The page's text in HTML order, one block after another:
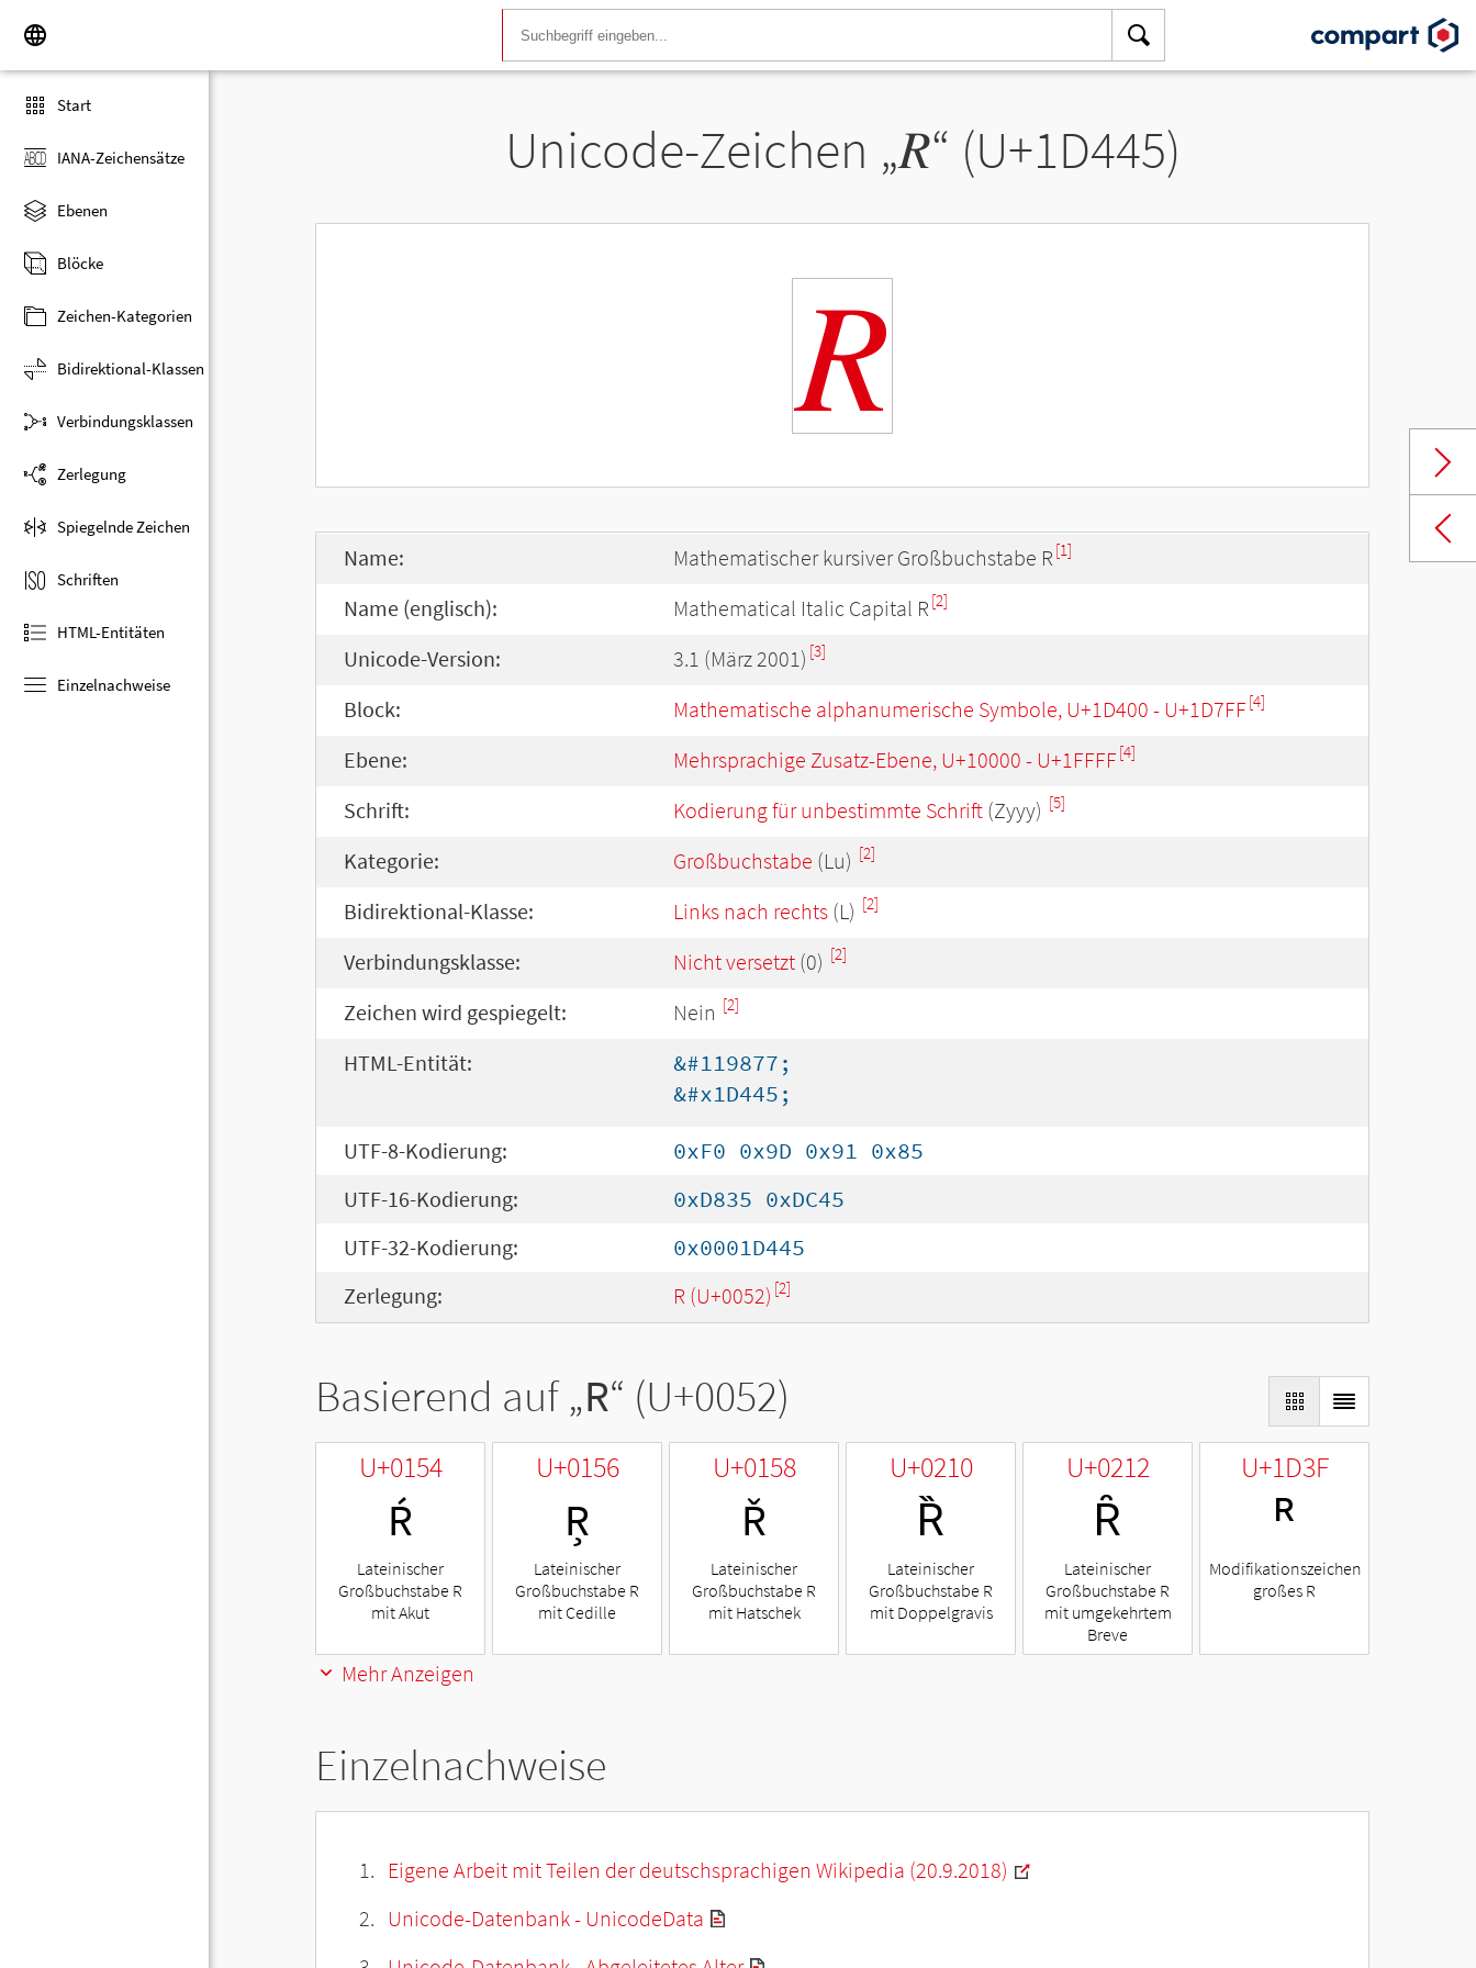
Start
IANA-Zeichensätze
Ebenen
Blöcke
Zeichen-Kategorien
Bidirektional-Klassen
Verbindungsklassen
Zerlegung
Spiegelnde Zeichen
Schriften
HTML-Entitäten
Einzelnachweise
Unicode-Zeichen „𝑅“ (U+1D445)
𝑅
Name: Mathematischer kursiver Großbuchstabe R [1]
Name (englisch): Mathematical Italic Capital R [2]
Unicode-Version: 3.1 (März 2001) [3]
Block: Mathematische alphanumerische Symbole, U+1D400 - U+1D7FF[4]
Ebene: Mehrsprachige Zusatz-Ebene, U+10000 - U+1FFFF[4]
Schrift: Kodierung für unbestimmte Schrift (Zyyy) [5]
Kategorie: Großbuchstabe (Lu) [2]
Bidirektional-Klasse: Links nach rechts (L) [2]
Verbindungsklasse: Nicht versetzt (0) [2]
Zeichen wird gespiegelt: Nein [2]
HTML-Entität:
&#119877;
&#x1D445;
UTF-8-Kodierung:
0xF0 0x9D 0x91 0x85
UTF-16-Kodierung:
0xD835 0xDC45
UTF-32-Kodierung:
0x0001D445
Zerlegung:
R (U+0052) [2]
Basierend auf „R“ (U+0052)
U+0154
Ŕ
Lateinischer
Großbuchstabe R
mit Akut
U+0156
Ŗ
Lateinischer
Großbuchstabe R
mit Cedille
U+0158
Ř
Lateinischer
Großbuchstabe R
mit Hatschek
U+0210
Ȑ
Lateinischer
Großbuchstabe R
mit Doppelgravis
U+0212
Ȓ
Lateinischer
Großbuchstabe R
mit umgekehrtem
Breve
U+1D3F
ᴿ
Modifikationszeichen
großes R
Mehr Anzeigen
Einzelnachweise
Eigene Arbeit mit Teilen der deutschsprachigen Wikipedia (20.9.2018)
Unicode-Datenbank - UnicodeData